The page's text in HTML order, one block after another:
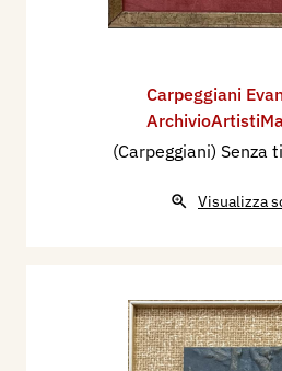
Carpeggiani
(Carpeggiani) Senza
Visualizza